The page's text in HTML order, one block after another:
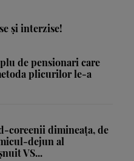
şi interzise!
de pensionari care
plicurilor le-a
coreenii dimineața, de
dejun al
VS...